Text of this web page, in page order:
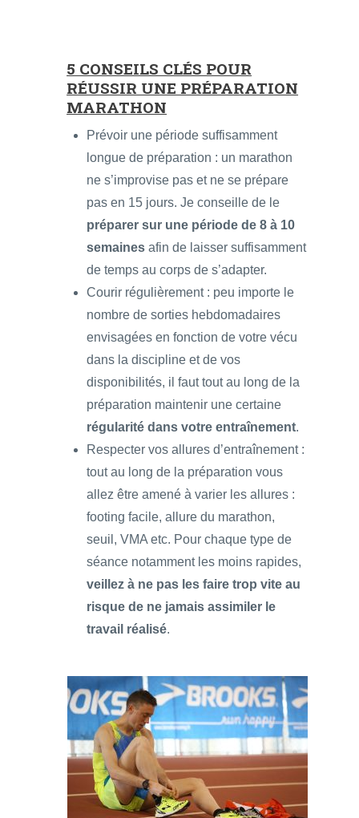
5 CONSEILS CLÉS POUR
RÉUSSIR UNE PRÉPARATION
MARATHON
Prévoir une période suffisamment
longue de préparation : un marathon
ne s’improvise pas et ne se prépare
pas en 15 jours. Je conseille de le
préparer sur une période de 8 à 10
semaines afin de laisser suffisamment
de temps au corps de s’adapter.
Courir régulièrement : peu importe le
nombre de sorties hebdomadaires
envisagées en fonction de votre vécu
dans la discipline et de vos
disponibilités, il faut tout au long de la
préparation maintenir une certaine
régularité dans votre entraînement.
Respecter vos allures d’entraînement :
tout au long de la préparation vous
allez être amené à varier les allures :
footing facile, allure du marathon,
seuil, VMA etc. Pour chaque type de
séance notamment les moins rapides,
veillez à ne pas les faire trop vite au
risque de ne jamais assimiler le
travail réalisé.